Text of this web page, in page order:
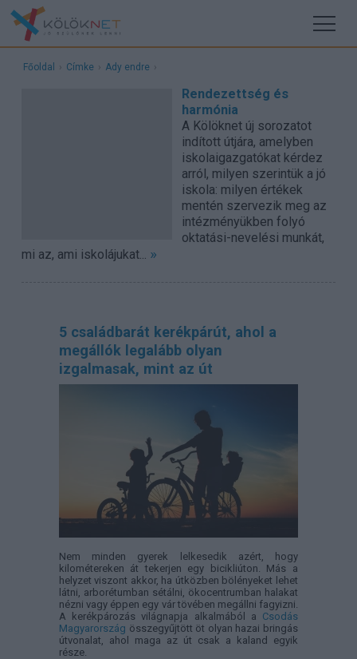
Főoldal › Címke › Ady endre ›
Rendezettség és
harmónia
A Kölöknet új sorozatot
indított útjára, amelyben
iskolaigazgatókat kérdez
arról, milyen szerintük a jó
iskola: milyen értékek
mentén szervezik meg az
intézményükben folyó
oktatási-nevelési munkát,
mi az, ami iskolájukat... »
5 családbarát kerékpárút, ahol a
megállók legalább olyan
izgalmasak, mint az út
Nem minden gyerek lelkesedik azért, hogy
kilométereken át tekerjen egy bicikliúton. Más a
helyzet viszont akkor, ha útközben bölényeket lehet
látni, arborétumban sétálni, ökocentrumban halakat
nézni vagy éppen egy vár tövében megállni fagyizni.
A kerékpározás világnapja alkalmából a Csodás
Magyarország összegyűjtött öt olyan hazai bringás
útvonalat, ahol maga az út csak a kaland egyik
része.